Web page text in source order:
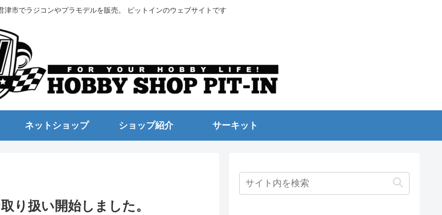
津市でラジコンやプラモデルを販売。 ピットインのウェブサイトです
ネットショップ ショップ紹介 サーキット
り扱い開始しました。